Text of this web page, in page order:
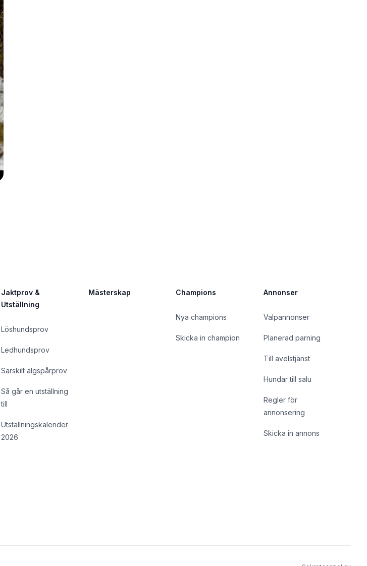
Jaktprov &
Utställning
Löshundsprov
Ledhundsprov
Särskilt älgspårprov
Så går en utställning
till
Utställningskalender
2026
Mästerskap Champions
Nya champions
Skicka in champion
Annonser
Valpannonser
Planerad parning
Till avelstjänst
Hundar till salu
Regler för
annonsering
Skicka in annons